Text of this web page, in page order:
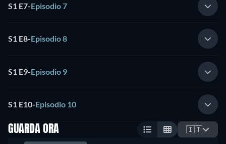
S1 E7-Episodio 7
S1 E8-Episodio 8
S1 E9-Episodio 9
S1 E10-Episodio 10
GUARDA ORA 🇮🇹